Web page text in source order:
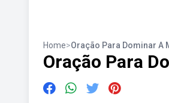
Home>Oração Para Dominar A
Oração Para